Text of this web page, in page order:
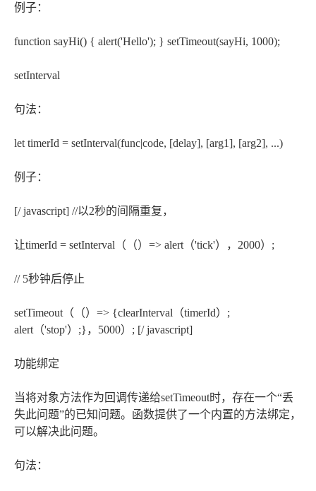
例子：
function sayHi() { alert('Hello'); } setTimeout(sayHi, 1000);
setInterval
句法：
let timerId = setInterval(func|code, [delay], [arg1], [arg2], ...)
例子：
[/ javascript] //以2秒的间隔重复，
让timerId = setInterval（（）=> alert（'tick'），2000）;
// 5秒钟后停止
setTimeout（（）=> {clearInterval（timerId）;
alert（'stop'）;}，5000）; [/ javascript]
功能绑定
当将对象方法作为回调传递给setTimeout时，存在一个“丢
失此问题”的已知问题。函数提供了一个内置的方法绑定，
可以解决此问题。
句法：